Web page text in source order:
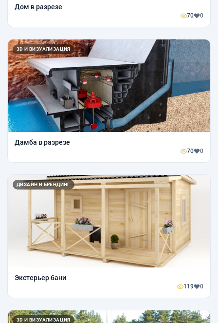
Дом в разрезе
70 0
3D И ВИЗУАЛИЗАЦИЯ
Дамба в разрезе
70 0
ДИЗАЙН И БРЕНДИНГ
Экстерьер бани
119 0
3D И ВИЗУАЛИЗАЦИЯ